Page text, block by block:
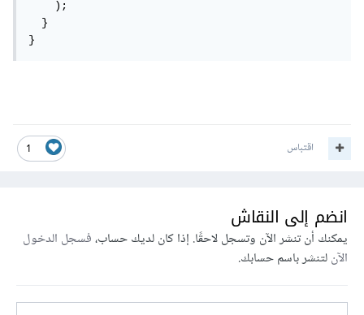
    );
  }
}
1 اقتباس
انضم إلى النقاش
يمكنك أن تنشر الآن وتسجل لاحقًا. إذا كان لديك حساب،فسجل الدخول
الآنلتنشر باسم حسابك.